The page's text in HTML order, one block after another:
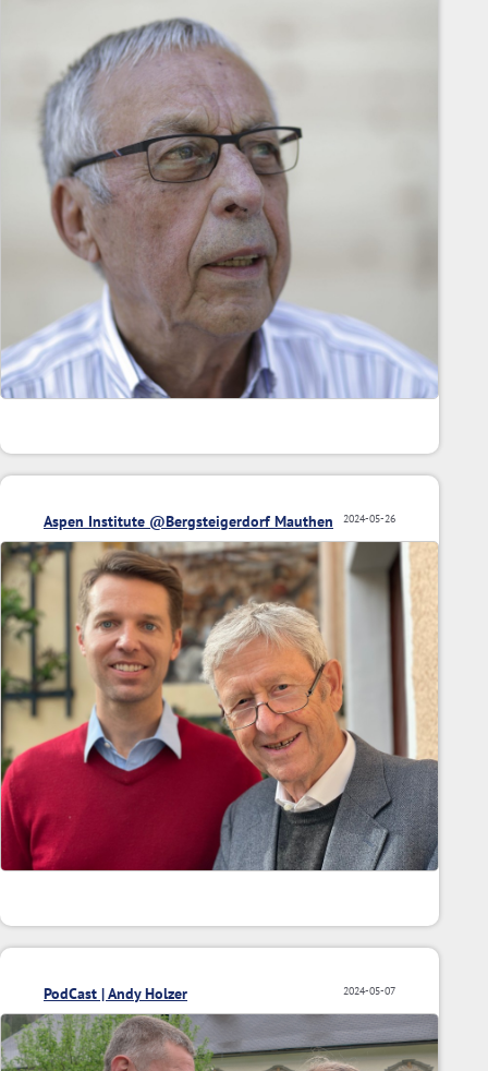
2024-05-26
Aspen Institute @Bergsteigerdorf Mauthen
2024-05-07
PodCast | Andy Holzer